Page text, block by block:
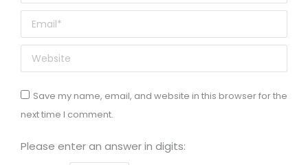
Email *
Website
Save my name, email, and website in this browser for the
next time I comment.
Please enter an answer in digits: